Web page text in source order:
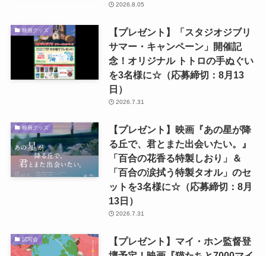
2026.8.05
映画グッズ
【プレゼント】「スタジオジブリ
サマー・キャンペーン」開催記
念！オリジナル トトロの手ぬぐい
を3名様に☆（応募締切：8月13
日）
2026.7.31
映画グッズ
【プレゼント】映画『あの星が降
る丘で、君とまた出会いたい。』
「百合の花香る特製しおり」＆
「百合の涙拭う特製タオル」のセ
ットを3名様に☆（応募締切：8月
13日）
2026.7.31
試写会
【プレゼント】マイ・ホン監督登